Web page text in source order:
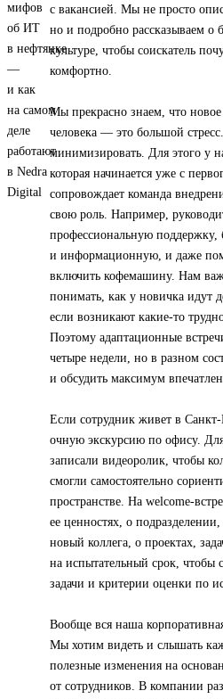
с вакансией. Мы не просто
но и подробно рассказываем о
культуре, чтобы соискатель
комфортно.
Мы прекрасно знаем, что
человека — это большой
минимизировать. Для этого у
которая начинается уже с
сопровождает команда
свою роль. Например,
профессиональную
и информационную, и даже
включить кофемашину. Нам
понимать, как у новичка идут
если возникают какие-то
Поэтому адаптационные
четыре недели, но в разном
и обсудить максимум
Если сотрудник живет в
очную экскурсию по офису.
записали видеоролик, чтобы
смогли самостоятельно
пространстве. На welcome-
ее ценностях, о подразделении,
новый коллега, о проектах,
на испытательный срок, чтобы
задачи и критерии оценки по
Вообще вся наша
Мы хотим видеть и слышать
полезные изменения на
от сотрудников. В компании